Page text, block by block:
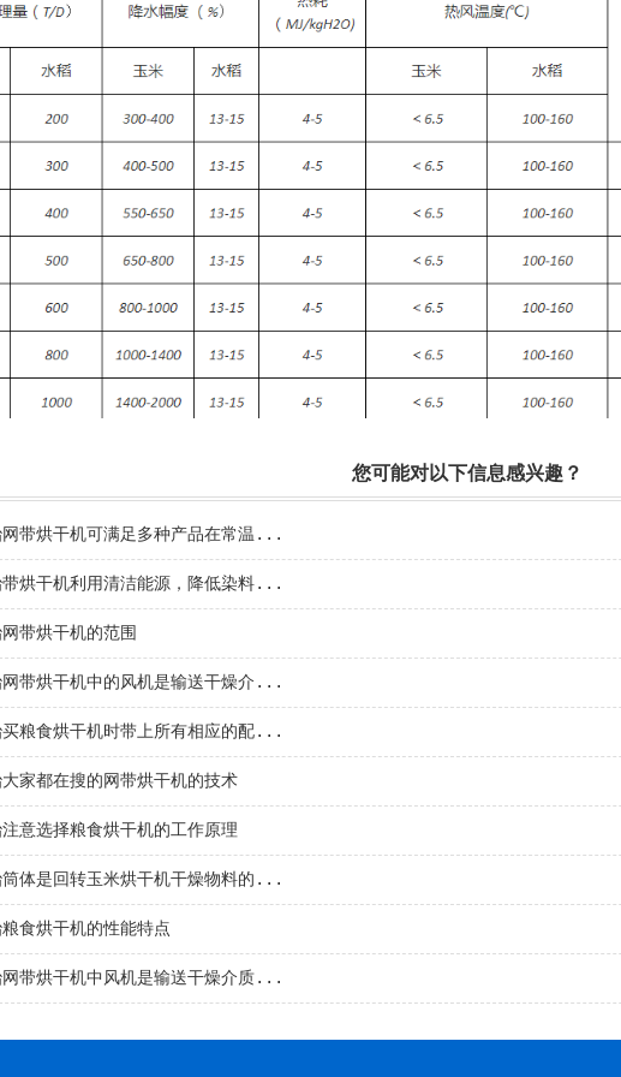
您可能对以下信息感兴趣？
网带烘干机可满足多种产品在常温...
带烘干机利用清洁能源，降低染料...
带烘干机的范围
网带烘干机中的风机是输送干燥介...
买粮食烘干机时带上所有相应的配...
家都在搜的网带烘干机的技术
意选择粮食烘干机的工作原理
筒体是回转玉米烘干机干燥物料的...
食烘干机的性能特点
网带烘干机中风机是输送干燥介质...